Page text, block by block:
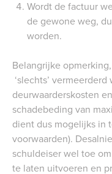
Wordt de factuur
de gewone weg,
worden.
Belangrijke
‘slechts’
deurwaarderskosten
schadebeding van
dient dus mogelijks in
voorwaarden).
schuldeiser wel toe
te laten uitvoeren en